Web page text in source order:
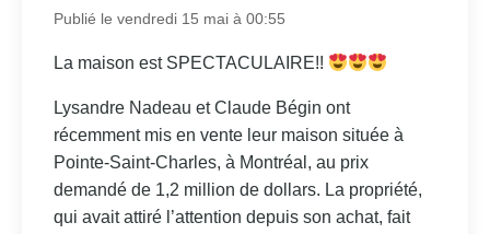
Publié le vendredi 15 mai à 00:55
La maison est SPECTACULAIRE!!
Lysandre Nadeau et Claude Bégin ont
récemment mis en vente leur maison située à
Pointe-Saint-Charles, à Montréal, au prix
demandé de 1,2 million de dollars. La propriété,
qui avait attiré l’attention depuis son achat, fait